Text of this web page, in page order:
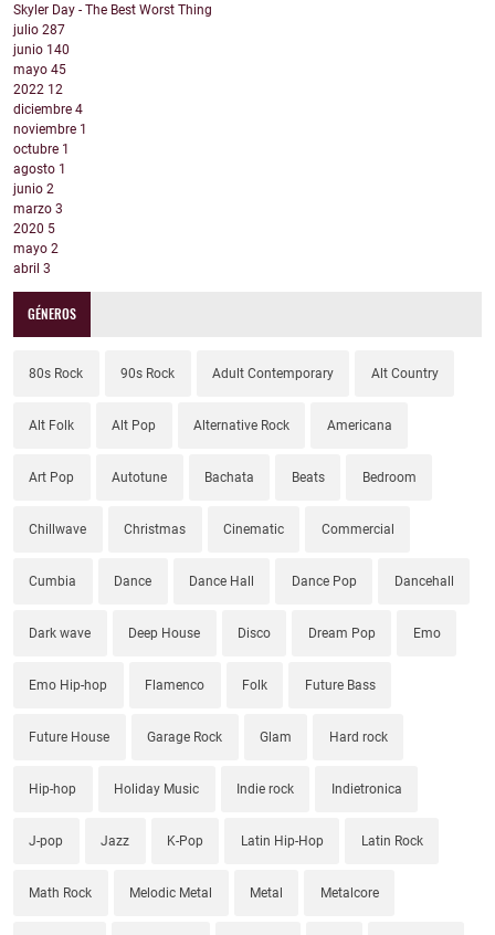
Skyler Day - The Best Worst Thing
julio 287
junio 140
mayo 45
2022 12
diciembre 4
noviembre 1
octubre 1
agosto 1
junio 2
marzo 3
2020 5
mayo 2
abril 3
GÉNEROS
80s Rock 90s Rock Adult Contemporary Alt Country
Alt Folk Alt Pop Alternative Rock Americana
Art Pop Autotune Bachata Beats Bedroom
Chillwave Christmas Cinematic Commercial
Cumbia Dance Dance Hall Dance Pop Dancehall
Dark wave Deep House Disco Dream Pop Emo
Emo Hip-hop Flamenco Folk Future Bass
Future House Garage Rock Glam Hard rock
Hip-hop Holiday Music Indie rock Indietronica
J-pop Jazz K-Pop Latin Hip-Hop Latin Rock
Math Rock Melodic Metal Metal Metalcore